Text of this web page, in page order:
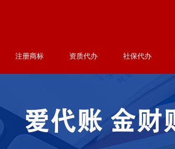
注册商标 资质代办 社保代办